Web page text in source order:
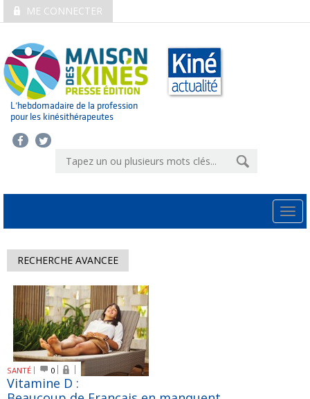
ME CONNECTER
L’hebdomadaire de la profession
pour les kinésithérapeutes
RECHERCHE AVANCEE
SANTÉ 0
Vitamine D :